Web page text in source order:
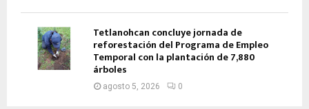
Tetlanohcan concluye jornada de
reforestación del Programa de Empleo
Temporal con la plantación de 7,880
árboles
agosto 5, 2026 0